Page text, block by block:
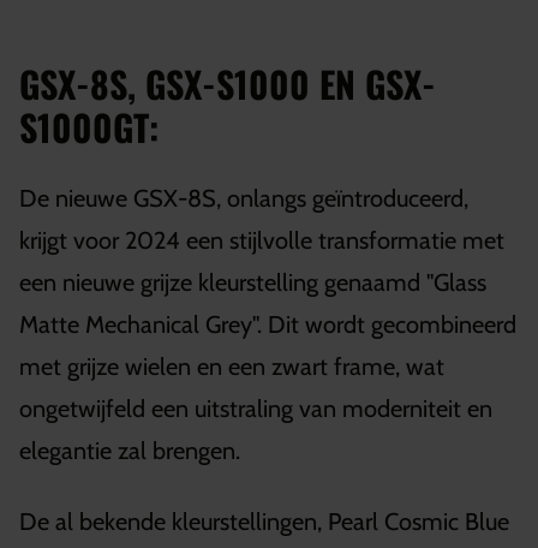
GSX-8S, GSX-S1000 EN GSX-
S1000GT:
De nieuwe GSX-8S, onlangs geïntroduceerd,
krijgt voor 2024 een stijlvolle transformatie met
een nieuwe grijze kleurstelling genaamd "Glass
Matte Mechanical Grey". Dit wordt gecombineerd
met grijze wielen en een zwart frame, wat
ongetwijfeld een uitstraling van moderniteit en
elegantie zal brengen.
De al bekende kleurstellingen, Pearl Cosmic Blue